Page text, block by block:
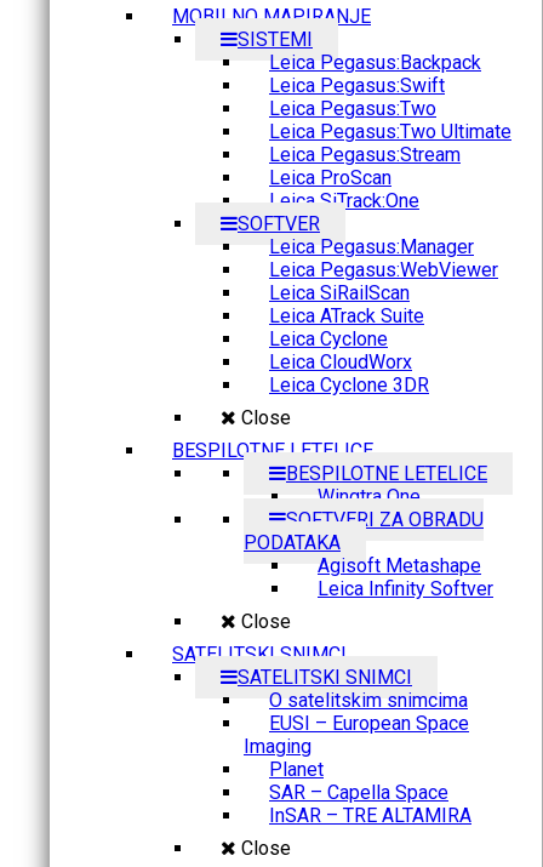
MOBILNO MAPIRANJE
SISTEMI
Leica Pegasus:Backpack
Leica Pegasus:Swift
Leica Pegasus:Two
Leica Pegasus:Two Ultimate
Leica Pegasus:Stream
Leica ProScan
Leica SiTrack:One
SOFTVER
Leica Pegasus:Manager
Leica Pegasus:WebViewer
Leica SiRailScan
Leica ATrack Suite
Leica Cyclone
Leica CloudWorx
Leica Cyclone 3DR
Close
BESPILOTNE LETELICE
BESPILOTNE LETELICE
Wingtra One
SOFTVERI ZA OBRADU
PODATAKA
Agisoft Metashape
Leica Infinity Softver
Close
SATELITSKI SNIMCI
SATELITSKI SNIMCI
O satelitskim snimcima
EUSI – European Space
Imaging
Planet
SAR – Capella Space
InSAR – TRE ALTAMIRA
Close